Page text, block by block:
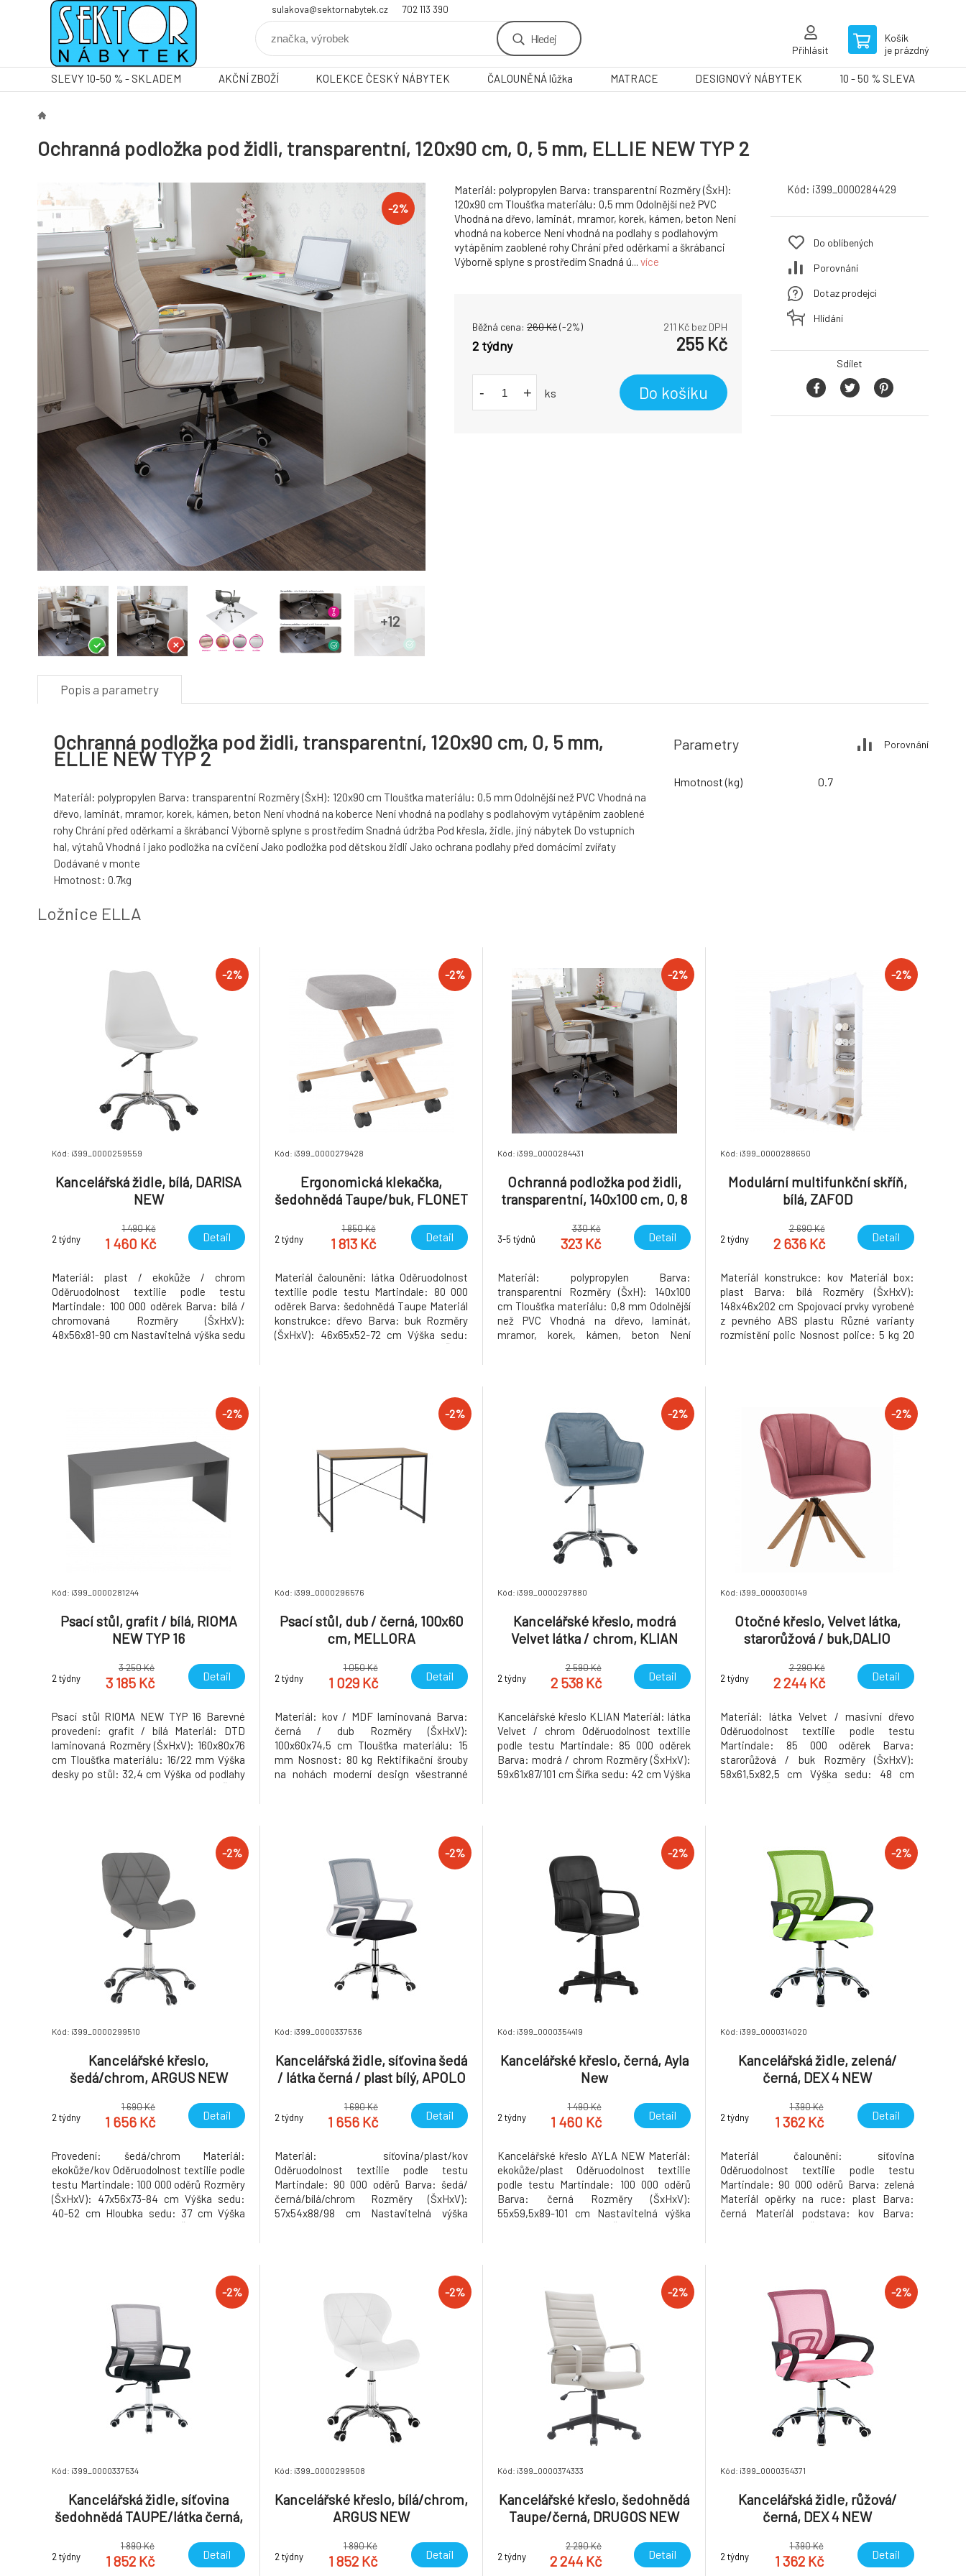
sulakova@sektornabytek.cz 702 113 390
Hledej
Přihlásit
Košík
je prázdný
SLEVY 10-50 % - SKLADEM AKČNÍ ZBOŽÍ KOLEKCE ČESKÝ NÁBYTEK ČALOUNĚNÁ lůžka MATRACE DESIGNOVÝ NÁBYTEK 10 - 50 % SLEVA
Ochranná podložka pod židli, transparentní, 120x90 cm, 0, 5 mm, ELLIE NEW TYP 2
-2%
Materiál: polypropylen Barva: transparentní Rozměry (ŠxH):
120x90 cm Tloušťka materiálu: 0,5 mm Odolnější než PVC
Vhodná na dřevo, laminát, mramor, korek, kámen, beton Není
vhodná na koberce Není vhodná na podlahy s podlahovým
vytápěním zaoblené rohy Chrání před oděrkami a škrábanci
Výborně splyne s prostředím Snadná ú... více
Běžná cena: 260Kč(-2%) 211 Kč bez DPH
2 týdny 255 Kč
- + ks Do košíku
Kód: i399_0000284429
Do oblíbených
Porovnání
Dotaz prodejci
Hlídání
Sdílet
Popis a parametry
Ochranná podložka pod židli, transparentní, 120x90 cm, 0, 5 mm,
ELLIE NEW TYP 2
Materiál: polypropylen Barva: transparentní Rozměry (ŠxH): 120x90 cm Tloušťka materiálu: 0,5 mm Odolnější než PVC Vhodná na
dřevo, laminát, mramor, korek, kámen, beton Není vhodná na koberce Není vhodná na podlahy s podlahovým vytápěním zaoblené
rohy Chrání před oděrkami a škrábanci Výborně splyne s prostředím Snadná údržba Pod křesla, židle, jiný nábytek Do vstupních
hal, výtahů Vhodná i jako podložka na cvičení Jako podložka pod dětskou židli Jako ochrana podlahy před domácími zvířaty
Dodávané v monte
Hmotnost: 0.7kg
Parametry Porovnání
Hmotnost (kg) 0.7
Ložnice ELLA
-2%
Kód: i399_0000259559
Kancelářská židle, bílá, DARISA
NEW
2 týdny
1 490 Kč
1 460 Kč Detail
Materiál: plast / ekokůže / chrom
Oděruodolnost textilie podle testu
Martindale: 100 000 oděrek Barva: bílá /
chromovaná Rozměry (ŠxHxV):
48x56x81-90 cm Nastavitelná výška sedu
-2%
Kód: i399_0000279428
Ergonomická klekačka,
šedohnědá Taupe/buk, FLONET
2 týdny
1 850 Kč
1 813 Kč Detail
Materiál čalounění: látka Oděruodolnost
textilie podle testu Martindale: 80 000
oděrek Barva: šedohnědá Taupe Materiál
konstrukce: dřevo Barva: buk Rozměry
(ŠxHxV): 46x65x52-72 cm Výška sedu:
-2%
Kód: i399_0000284431
Ochranná podložka pod židli,
transparentní, 140x100 cm, 0, 8
3-5 týdnů
330 Kč
323 Kč Detail
Materiál: polypropylen Barva:
transparentní Rozměry (ŠxH): 140x100
cm Tloušťka materiálu: 0,8 mm Odolnější
než PVC Vhodná na dřevo, laminát,
mramor, korek, kámen, beton Není
-2%
Kód: i399_0000288650
Modulární multifunkční skříň,
bílá, ZAFOD
2 týdny
2 690 Kč
2 636 Kč Detail
Materiál konstrukce: kov Materiál box:
plast Barva: bílá Rozměry (ŠxHxV):
148x46x202 cm Spojovací prvky vyrobené
z pevného ABS plastu Různé varianty
rozmístění polic Nosnost police: 5 kg 20
-2%
Kód: i399_0000281244
Psací stůl, grafit / bílá, RIOMA
NEW TYP 16
2 týdny
3 250 Kč
3 185 Kč Detail
Psací stůl RIOMA NEW TYP 16 Barevné
provedení: grafit / bílá Materiál: DTD
laminovaná Rozměry (ŠxHxV): 160x80x76
cm Tloušťka materiálu: 16/22 mm Výška
desky po stůl: 32,4 cm Výška od podlahy
-2%
Kód: i399_0000296576
Psací stůl, dub / černá, 100x60
cm, MELLORA
2 týdny
1 050 Kč
1 029 Kč Detail
Materiál: kov / MDF laminovaná Barva:
černá / dub Rozměry (ŠxHxV):
100x60x74,5 cm Tloušťka materiálu: 15
mm Nosnost: 80 kg Rektifikační šrouby
na nohách moderní design všestranné
-2%
Kód: i399_0000297880
Kancelářské křeslo, modrá
Velvet látka / chrom, KLIAN
2 týdny
2 590 Kč
2 538 Kč Detail
Kancelářské křeslo KLIAN Materiál: látka
Velvet / chrom Oděruodolnost textilie
podle testu Martindale: 85 000 oděrek
Barva: modrá / chrom Rozměry (ŠxHxV):
59x61x87/101 cm Šířka sedu: 42 cm Výška
-2%
Kód: i399_0000300149
Otočné křeslo, Velvet látka,
starorůžová / buk,DALIO
2 týdny
2 290 Kč
2 244 Kč Detail
Materiál: látka Velvet / masivní dřevo
Oděruodolnost textilie podle testu
Martindale: 85 000 oděrek Barva:
starorůžová / buk Rozměry (ŠxHxV):
58x61,5x82,5 cm Výška sedu: 48 cm
-2%
Kód: i399_0000299510
Kancelářské křeslo,
šedá/chrom, ARGUS NEW
2 týdny
1 690 Kč
1 656 Kč Detail
Provedení: šedá/chrom Materiál:
ekokůže/kov Oděruodolnost textilie podle
testu Martindale: 100 000 oděrů Rozměry
(ŠxHxV): 47x56x73-84 cm Výška sedu:
40-52 cm Hloubka sedu: 37 cm Výška
-2%
Kód: i399_0000337536
Kancelářská židle, síťovina šedá
/ látka černá / plast bílý, APOLO
2 týdny
1 690 Kč
1 656 Kč Detail
Materiál: síťovina/plast/kov
Oděruodolnost textilie podle testu
Martindale: 90 000 oděrů Barva: šedá/
černá/bílá/chrom Rozměry (ŠxHxV):
57x54x88/98 cm Nastavitelná výška
-2%
Kód: i399_0000354419
Kancelářské křeslo, černá, Ayla
New
2 týdny
1 490 Kč
1 460 Kč Detail
Kancelářské křeslo AYLA NEW Materiál:
ekokůže/plast Oděruodolnost textilie
podle testu Martindale: 100 000 oděrů
Barva: černá Rozměry (ŠxHxV):
55x59,5x89-101 cm Nastavitelná výška
-2%
Kód: i399_0000314020
Kancelářská židle, zelená/
černá, DEX 4 NEW
2 týdny
1 390 Kč
1 362 Kč Detail
Materiál čalounění: síťovina
Oděruodolnost textilie podle testu
Martindale: 90 000 oděrů Barva: zelená
Materiál opěrky na ruce: plast Barva:
černá Materiál podstava: kov Barva:
-2%
Kód: i399_0000337534
Kancelářská židle, síťovina
šedohnědá TAUPE/látka černá,
2 týdny
1 890 Kč
1 852 Kč Detail
-2%
Kód: i399_0000299508
Kancelářské křeslo, bílá/chrom,
ARGUS NEW
2 týdny
1 890 Kč
1 852 Kč Detail
-2%
Kód: i399_0000374333
Kancelářské křeslo, šedohnědá
Taupe/černá, DRUGOS NEW
2 týdny
2 290 Kč
2 244 Kč Detail
-2%
Kód: i399_0000354371
Kancelářská židle, růžová/
černá, DEX 4 NEW
2 týdny
1 390 Kč
1 362 Kč Detail